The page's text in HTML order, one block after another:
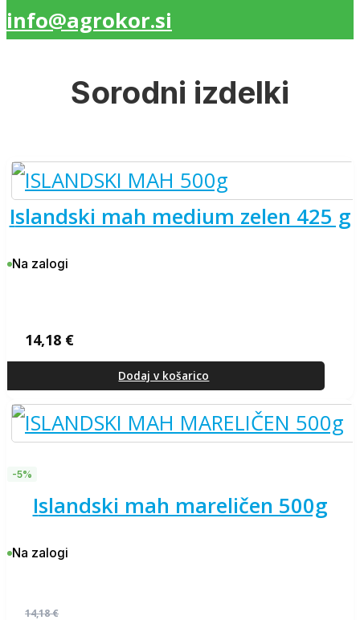
info@agrokor.si
Sorodni izdelki
islandski mah medium zelen 425 g
Na zalogi
14,18 €
Dodaj v košarico
-5%
islandski mah mareličen 500g
Na zalogi
14,18€